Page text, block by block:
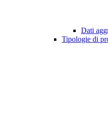
Dati
Tipologie di